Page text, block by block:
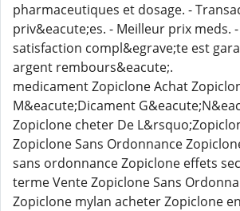
pharmaceutiques et dosage. -
priv&eacute;es. - Meilleur prix meds.
satisfaction compl&egrave;te est
argent rembours&eacute;.
medicament Zopiclone Achat
M&eacute;Dicament
Zopiclone cheter De
Zopiclone Sans Ordonnance
sans ordonnance Zopiclone effets
terme Vente Zopiclone Sans
Zopiclone mylan acheter Zopiclone